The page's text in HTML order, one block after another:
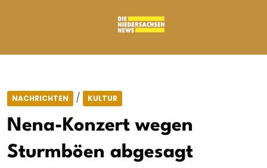
NACHRICHTEN / KULTUR
Nena-Konzert wegen
Sturmböen abgesagt